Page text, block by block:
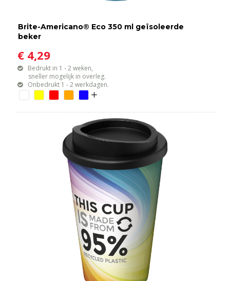
Brite-Americano® Eco 350 ml geïsoleerde
beker
€ 4,29
Bedrukt in 1 - 2 weken,
sneller mogelijk in overleg.
Onbedrukt 1 - 2 werkdagen.